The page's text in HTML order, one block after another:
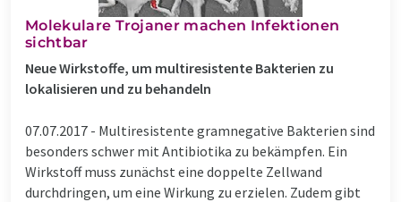
Molekulare Trojaner machen Infektionen
sichtbar
Neue Wirkstoffe, um multiresistente Bakterien zu
lokalisieren und zu behandeln
07.07.2017 - Multiresistente gramnegative Bakterien sind
besonders schwer mit Antibiotika zu bekämpfen. Ein
Wirkstoff muss zunächst eine doppelte Zellwand
durchdringen, um eine Wirkung zu erzielen. Zudem gibt